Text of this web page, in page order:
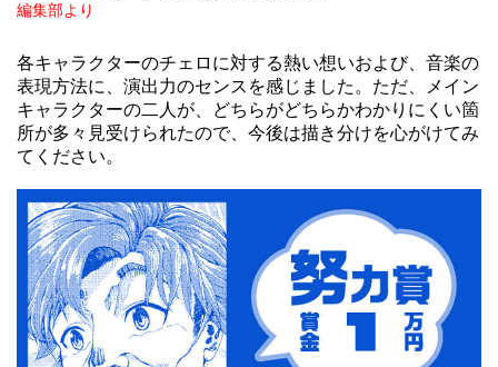
編集部より
各キャラクターのチェロに対する熱い想いおよび、音楽の
表現方法に、演出力のセンスを感じました。ただ、メイン
キャラクターの二人が、どちらがどちらかわかりにくい箇
所が多々見受けられたので、今後は描き分けを心がけてみ
てください。